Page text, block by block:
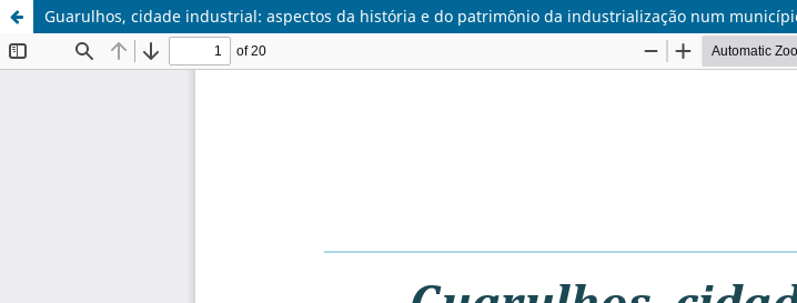
Guarulhos, cidade industrial: aspectos da história e do patrimônio da industrialização num